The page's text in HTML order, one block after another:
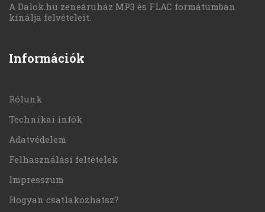
A Dalok.hu zeneáruház MP3 és FLAC formátumban
kínálja felvételeit.
Információk
Rólunk
Technikai infók
Adatvédelem
Felhasználási feltételek
Impresszum
Hogyan csatlakozhatsz?